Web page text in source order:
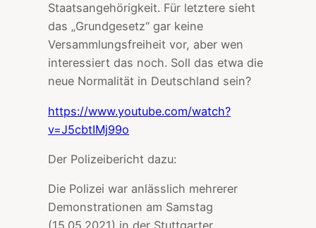
Staatsangehörigkeit. Für letztere sieht
das „Grundgesetz“ gar keine
Versammlungsfreiheit vor, aber wen
interessiert das noch. Soll das etwa die
neue Normalität in Deutschland sein?
https://www.youtube.com/watch?
v=J5cbtIMj99o
Der Polizeibericht dazu:
Die Polizei war anlässlich mehrerer
Demonstrationen am Samstag